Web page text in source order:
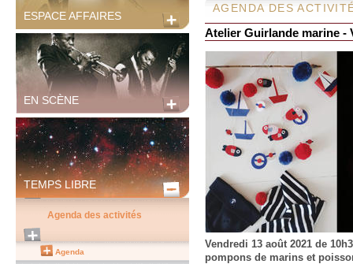
ESPACE AFFAIRES
EN SCÈNE
TEMPS LIBRE
Agenda des activités
Agenda
AGENDA DES
Atelier Guirlande marine -
Vendredi 13 août 2021 de
pompons de marins et